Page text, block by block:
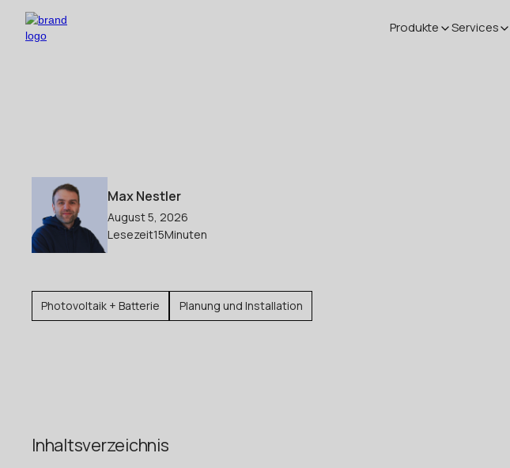
Produkte Services
Max Nestler
August 5, 2026
Lesezeit15Minuten
Photovoltaik + Batterie Planung und Installation
Inhaltsverzeichnis